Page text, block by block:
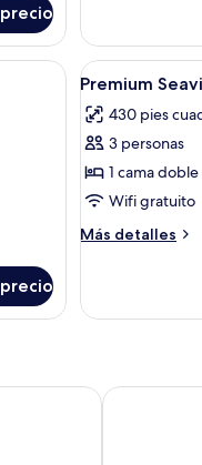
bahía,
planta
baja
familiar,
habitaciones,
vista
a
la
bahía,
planta
baja
y muebles
Abrir
todas
las
fotos
de
Premium
Seaview
Room
5
Premium
430 pies
3 personas
1 cama doble
Wifi gratuito
Más detalles
Más
Seaview
Pedi Beach